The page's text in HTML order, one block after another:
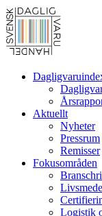
Aktuellt
Nyheter
Pressrum
Remisser
Fokusområden
Logistik